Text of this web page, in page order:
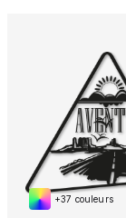
+37 couleurs